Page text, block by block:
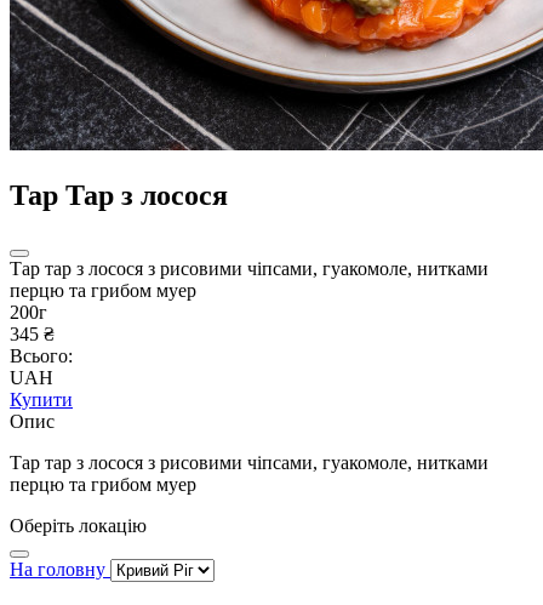
Тар Тар з лосося
Тар тар з лосося з рисовими чіпсами, гуакомоле, нитками
перцю та грибом муер
200г
345 ₴
Всього:
UAH
Купити
Опис
Тар тар з лосося з рисовими чіпсами, гуакомоле, нитками
перцю та грибом муер
Оберіть локацію
На головну